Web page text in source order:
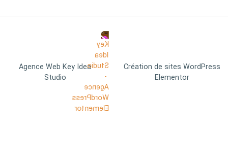
Agence Web Key Idea
Studio
Création de sites WordPress
Elementor